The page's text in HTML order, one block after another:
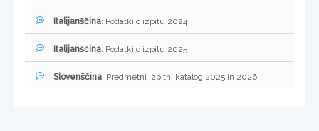
Italijanščina: Podatki o izpitu 2024
Italijanščina: Podatki o izpitu 2025
Slovenščina: Predmetni izpitni katalog 2025 in 2026